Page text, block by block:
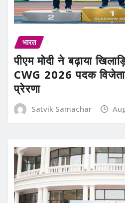
भारत
पीएम मोदी ने बढ़ाया
CWG 2026 पदक
प्रेरणा
Satvik Samachar